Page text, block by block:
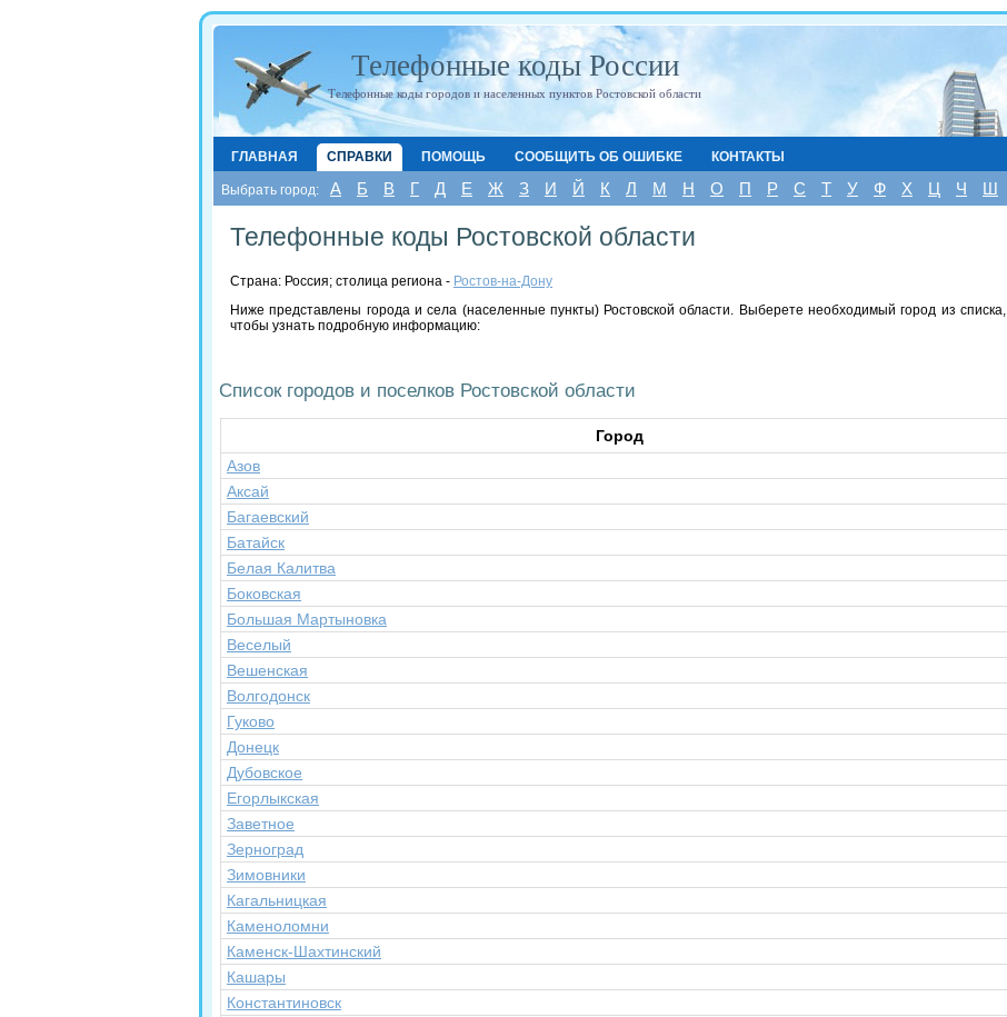
Телефонные коды России
Телефонные коды городов и населенных пунктов Ростовской области
ГЛАВНАЯ СПРАВКИ ПОМОЩЬ СООБЩИТЬ ОБ ОШИБКЕ КОНТАКТЫ
Выбрать город: А Б В Г Д Е Ж З И Й К Л М Н О П Р С Т У Ф Х Ц Ч Ш
Телефонные коды Ростовской области
Страна: Россия; cтолица региона - Ростов-на-Дону
Ниже представлены города и села (населенные пункты) Ростовской области. Выберете необходимый город из списка,
чтобы узнать подробную информацию:
Список городов и поселков Ростовской области
Город
Азов
Аксай
Багаевский
Батайск
Белая Калитва
Боковская
Большая Мартыновка
Веселый
Вешенская
Волгодонск
Гуково
Донецк
Дубовское
Егорлыкская
Заветное
Зерноград
Зимовники
Кагальницкая
Каменоломни
Каменск-Шахтинский
Кашары
Константиновск